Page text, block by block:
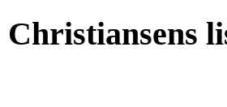
Christiansens